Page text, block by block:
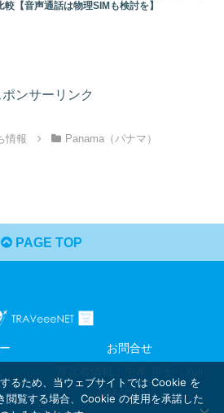
較【音声通話は物理SIMも検討を】
ポンサーリンク
情報 Panama（パナマ）
PAGE TOP
お問合せ
Nakamoto）
るため、当ウェブサイトでは Cookie を
閲覧する場合、Cookie の使用を承諾した